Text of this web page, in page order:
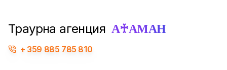
Траурна агенция А♰АМАН
359 885 785 810